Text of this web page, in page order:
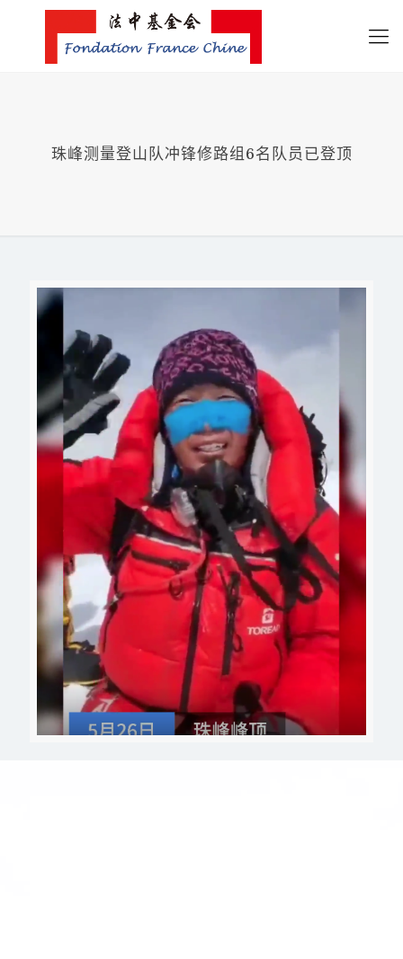
珠峰测量登山队冲锋修路组6名队员已登顶